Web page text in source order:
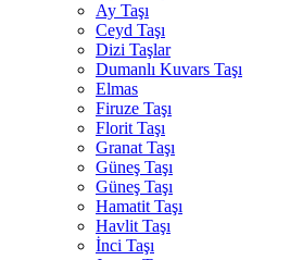
Ay Taşı
Ceyd Taşı
Dizi Taşlar
Dumanlı Kuvars Taşı
Elmas
Firuze Taşı
Florit Taşı
Granat Taşı
Güneş Taşı
Güneş Taşı
Hamatit Taşı
Havlit Taşı
İnci Taşı